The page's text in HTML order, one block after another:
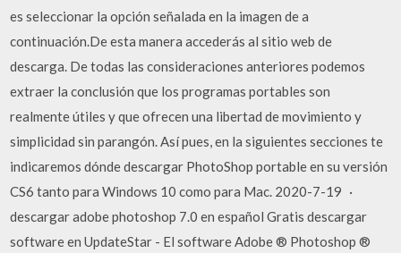
es seleccionar la opción señalada en la imagen de a
continuación.De esta manera accederás al sitio web de
descarga. De todas las consideraciones anteriores podemos
extraer la conclusión que los programas portables son
realmente útiles y que ofrecen una libertad de movimiento y
simplicidad sin parangón. Así pues, en la siguientes secciones te
indicaremos dónde descargar PhotoShop portable en su versión
CS6 tanto para Windows 10 como para Mac. 2020-7-19 ·
descargar adobe photoshop 7.0 en español Gratis descargar
software en UpdateStar - El software Adobe ® Photoshop ®